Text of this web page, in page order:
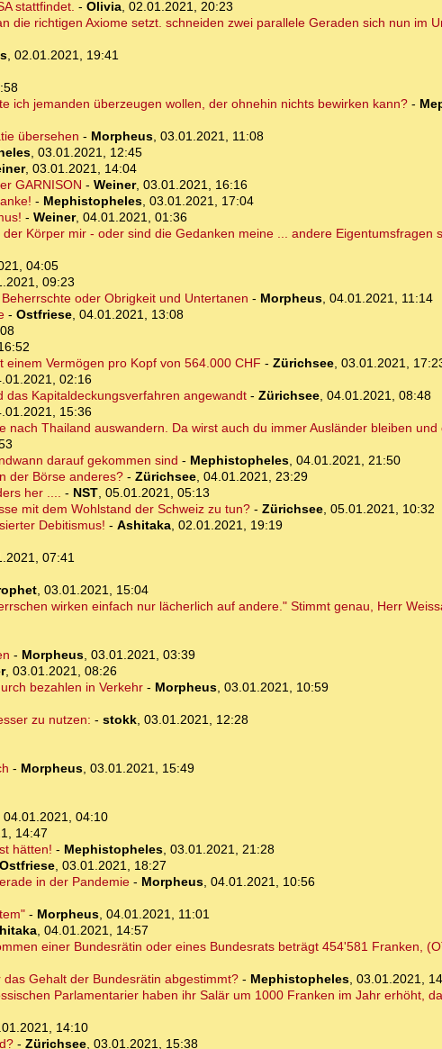
stattfindet. - Olivia, 02.01.2021, 20:23
die richtigen Axiome setzt. schneiden zwei parallele Geraden sich nun im
, 02.01.2021, 19:41
ich jemanden überzeugen wollen, der ohnehin nichts bewirken kann?-
übersehen - Morpheus, 03.01.2021, 11:08
, 03.01.2021, 12:45
, 03.01.2021, 14:04
GARNISON - Weiner, 03.01.2021, 16:16
- Mephistopheles, 03.01.2021, 17:04
- Weiner, 04.01.2021, 01:36
Körper mir - oder sind die Gedanken meine ... andere Eigentumsfragen
04:05
09:23
oder Obrigkeit und Untertanen - Morpheus, 04.01.2021, 11:14
- Ostfriese, 04.01.2021, 13:08
Vermögen pro Kopf von 564.000 CHF - Zürichsee, 03.01.2021,
02:16
das Kapitaldeckungsverfahren angewandt- Zürichsee, 04.01.2021, 08:48
15:36
nach Thailand auswandern. Da wirst auch du immer Ausländer bleiben
darauf gekommen sind - Mephistopheles, 04.01.2021, 21:50
der Börse anderes?- Zürichsee, 04.01.2021, 23:29
her .... - NST, 05.01.2021, 05:13
mit dem Wohlstand der Schweiz zu tun?- Zürichsee, 05.01.2021, 10:32
Debitismus! - Ashitaka, 02.01.2021, 19:19
07:41
, 03.01.2021, 15:04
wirken einfach nur lächerlich auf andere." Stimmt genau, Herr
- Morpheus, 03.01.2021, 03:39
, 03.01.2021, 08:26
bezahlen in Verkehr- Morpheus, 03.01.2021, 10:59
zu nutzen: - stokk, 03.01.2021, 12:28
- Morpheus, 03.01.2021, 15:49
04.01.2021, 04:10
14:47
hätten! - Mephistopheles, 03.01.2021, 21:28
Ostfriese, 03.01.2021, 18:27
in der Pandemie- Morpheus, 04.01.2021, 10:56
- Morpheus, 04.01.2021, 11:01
, 04.01.2021, 14:57
einer Bundesrätin oder eines Bundesrats beträgt 454'581 Franken,
Gehalt der Bundesrätin abgestimmt?- Mephistopheles, 03.01.2021,
Parlamentarier haben ihr Salär um 1000 Franken im Jahr erhöht,
14:10
- Zürichsee, 03.01.2021, 15:38